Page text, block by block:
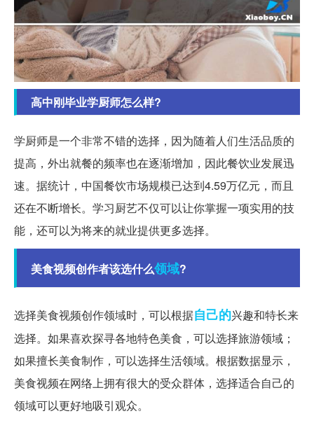
高中刚毕业学厨师怎么样?
学厨师是一个非常不错的选择，因为随着人们生活品质的
提高，外出就餐的频率也在逐渐增加，因此餐饮业发展迅
速。据统计，中国餐饮市场规模已达到4.59万亿元，而且
还在不断增长。学习厨艺不仅可以让你掌握一项实用的技
能，还可以为将来的就业提供更多选择。
美食视频创作者该选什么领域?
选择美食视频创作领域时，可以根据自己的兴趣和特长来
选择。如果喜欢探寻各地特色美食，可以选择旅游领域；
如果擅长美食制作，可以选择生活领域。根据数据显示，
美食视频在网络上拥有很大的受众群体，选择适合自己的
领域可以更好地吸引观众。